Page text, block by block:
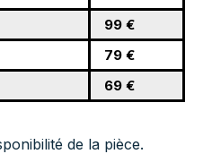
99 €
79 €
69 €
de la pièce.